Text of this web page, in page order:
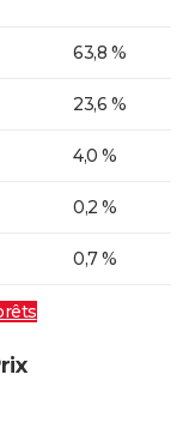
63,8 %
23,6 %
4,0 %
0,2 %
0,7 %